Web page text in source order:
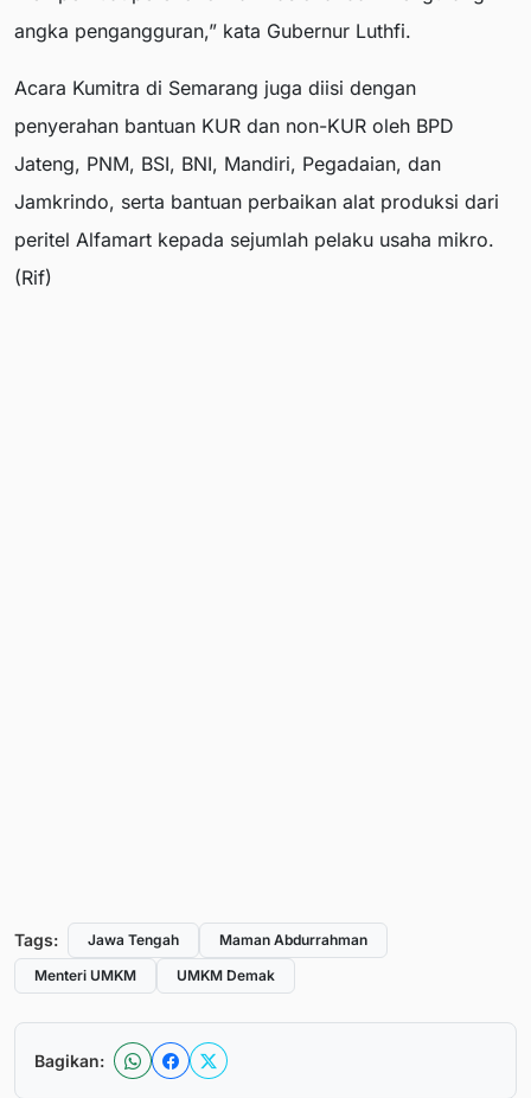
angka pengangguran,” kata Gubernur Luthfi.
Acara Kumitra di Semarang juga diisi dengan
penyerahan bantuan KUR dan non-KUR oleh BPD
Jateng, PNM, BSI, BNI, Mandiri, Pegadaian, dan
Jamkrindo, serta bantuan perbaikan alat produksi dari
peritel Alfamart kepada sejumlah pelaku usaha mikro.
(Rif)
Tags: Jawa Tengah
Maman Abdurrahman
Menteri UMKM
UMKM Demak
Bagikan: